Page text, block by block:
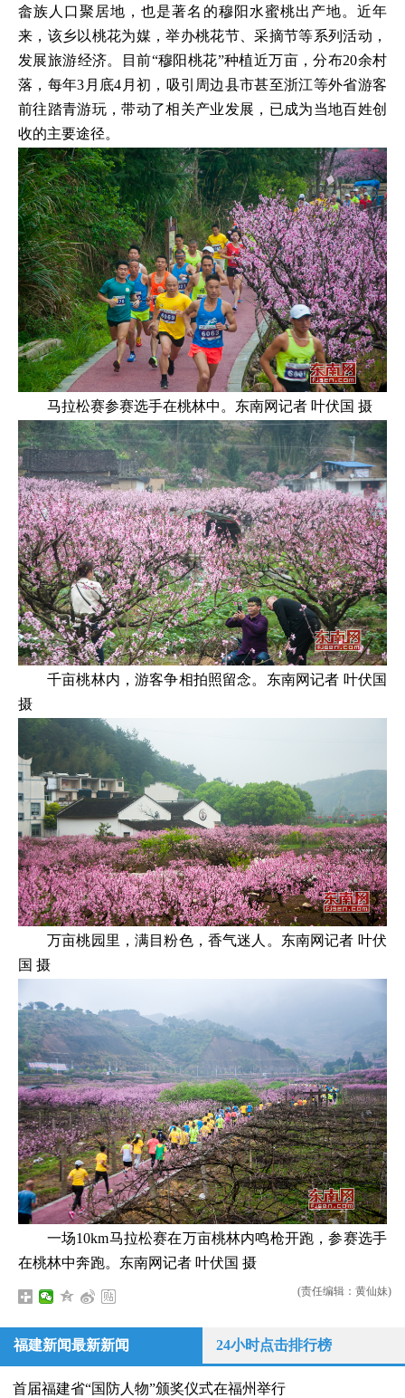
畲族人口聚居地，也是著名的穆阳水蜜桃出产地。近年
来，该乡以桃花为媒，举办桃花节、采摘节等系列活动，
发展旅游经济。目前“穆阳桃花”种植近万亩，分布20余村
落，每年3月底4月初，吸引周边县市甚至浙江等外省游客
前往踏青游玩，带动了相关产业发展，已成为当地百姓创
收的主要途径。
马拉松赛参赛选手在桃林中。东南网记者 叶伏国 摄
千亩桃林内，游客争相拍照留念。东南网记者 叶伏国
摄
万亩桃园里，满目粉色，香气迷人。东南网记者 叶伏
国 摄
一场10km马拉松赛在万亩桃林内鸣枪开跑，参赛选手
在桃林中奔跑。东南网记者 叶伏国 摄
(责任编辑：黄仙妹)
福建新闻最新新闻 24小时点击排行榜
首届福建省“国防人物”颁奖仪式在福州举行